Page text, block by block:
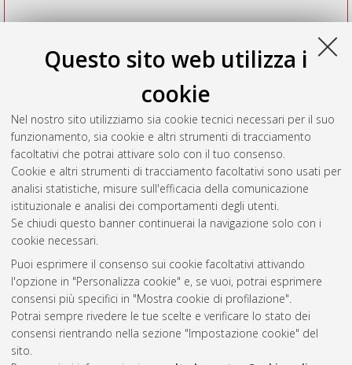
Questo sito web utilizza i
cookie
Nel nostro sito utilizziamo sia cookie tecnici necessari per il suo
funzionamento, sia cookie e altri strumenti di tracciamento
facoltativi che potrai attivare solo con il tuo consenso.
Cookie e altri strumenti di tracciamento facoltativi sono usati per
analisi statistiche, misure sull'efficacia della comunicazione
istituzionale e analisi dei comportamenti degli utenti.
Se chiudi questo banner continuerai la navigazione solo con i
cookie necessari.
Puoi esprimere il consenso sui cookie facoltativi attivando
l'opzione in "Personalizza cookie" e, se vuoi, potrai esprimere
consensi più specifici in "Mostra cookie di profilazione".
Potrai sempre rivedere le tue scelte e verificare lo stato dei
consensi rientrando nella sezione "Impostazione cookie" del
sito.
Vedi altre statistiche
Gestione del documento:
Atom
Rss
AMS Acta
ISSN: 2038-7954
re3data.org -
doi.org/10.17616/R3P19R
Servizio implementato e